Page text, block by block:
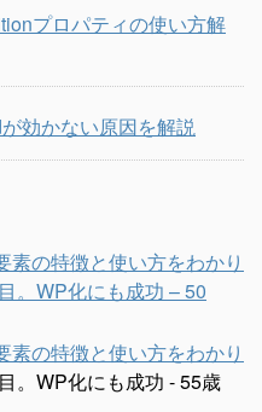
プロパティの使い方解
効かない原因を解説
素の特徴と使い方をわかり
。WP化にも成功 – 50
素の特徴と使い方をわかり
。WP化にも成功 - 55歳